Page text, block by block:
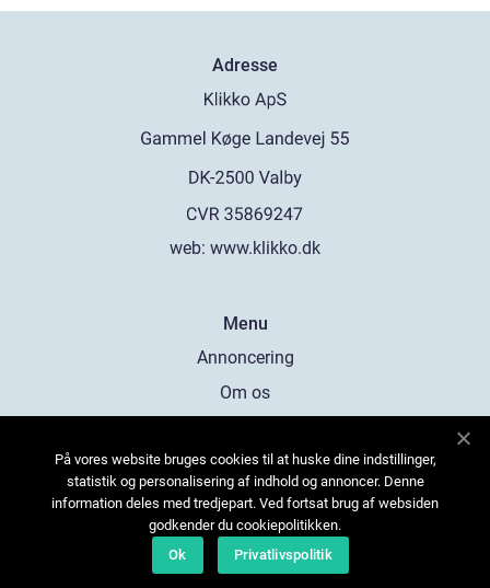
Adresse
web: www.klikko.dk
Menu
Annoncering
Om os
Kontakt os
Sitemap
På vores website bruges cookies til at huske dine indstillinger,
statistik og personalisering af indhold og annoncer. Denne
information deles med tredjepart. Ved fortsat brug af websiden
godkender du cookiepolitikken.
Ok
Privatlivspolitik